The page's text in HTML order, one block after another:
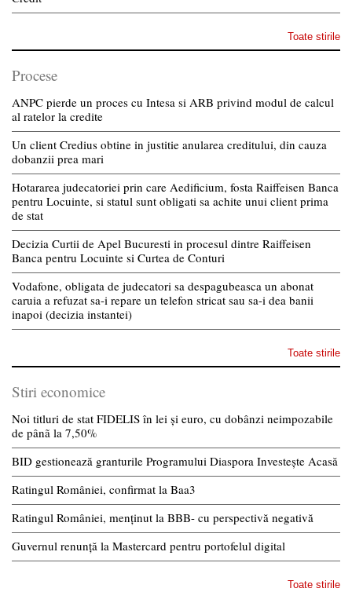
Toate stirile
Procese
ANPC pierde un proces cu Intesa si ARB privind modul de calcul
al ratelor la credite
Un client Credius obtine in justitie anularea creditului, din cauza
dobanzii prea mari
Hotararea judecatoriei prin care Aedificium, fosta Raiffeisen Banca
pentru Locuinte, si statul sunt obligati sa achite unui client prima
de stat
Decizia Curtii de Apel Bucuresti in procesul dintre Raiffeisen
Banca pentru Locuinte si Curtea de Conturi
Vodafone, obligata de judecatori sa despagubeasca un abonat
caruia a refuzat sa-i repare un telefon stricat sau sa-i dea banii
inapoi (decizia instantei)
Toate stirile
Stiri economice
Noi titluri de stat FIDELIS în lei și euro, cu dobânzi neimpozabile
de pânã la 7,50%
BID gestionează granturile Programului Diaspora Investește Acasă
Ratingul României, confirmat la Baa3
Ratingul României, menținut la BBB- cu perspectivă negativă
Guvernul renunță la Mastercard pentru portofelul digital
Toate stirile